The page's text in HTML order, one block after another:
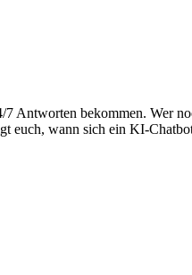
Antworten bekommen. Wer
euch, wann sich ein KI-